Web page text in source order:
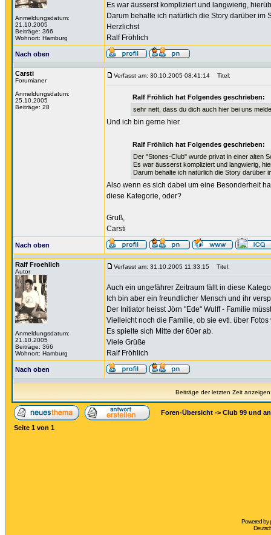
Anmeldungsdatum:
21.10.2005
Beiträge: 366
Wohnort: Hamburg
Es war äusserst kompliziert und langwierig,
Darum behalte ich natürlich die Story darüber im
Herzlichst
Ralf Fröhlich
Nach oben
Carsti
Forumianer
Anmeldungsdatum:
25.10.2005
Beiträge: 28
Verfasst am: 30.10.2005 08:41:14 Titel:
Ralf Fröhlich hat Folgendes geschrieben:
sehr nett, dass du dich auch hier bei uns
Und ich bin gerne hier.
Ralf Fröhlich hat Folgendes geschrieben:
Der "Stones-Club" wurde privat in einer alten
Es war äusserst kompliziert und langwierig,
Darum behalte ich natürlich die Story darüber
Also wenn es sich dabei um eine Besonderheit
diese Kategorie, oder?
Gruß,
Carsti
Nach oben
Ralf Froehlich
Autor
Anmeldungsdatum:
21.10.2005
Beiträge: 366
Wohnort: Hamburg
Verfasst am: 31.10.2005 11:33:15 Titel:
Auch ein ungefährer Zeitraum fällt in diese
Ich bin aber ein freundlicher Mensch und ihr
Der Initiator heisst Jörn "Ede" Wulff - Familie
Vielleicht noch die Familie, ob sie evtl. über Fotos
Es spielte sich Mitte der 60er ab.
Viele Grüße
Ralf Fröhlich
Nach oben
Beiträge der letzten Zeit
Foren-Übersicht -> Club 99 und
Seite 1 von 1
Powered by